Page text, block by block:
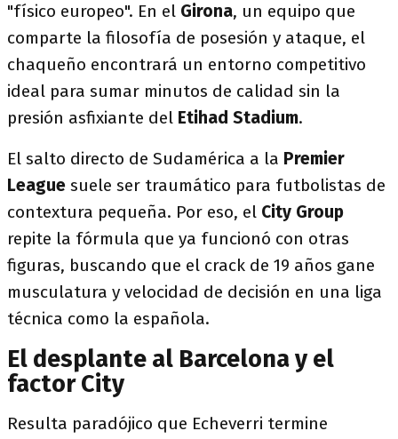
"físico europeo". En el Girona, un equipo que
comparte la filosofía de posesión y ataque, el
chaqueño encontrará un entorno competitivo
ideal para sumar minutos de calidad sin la
presión asfixiante del Etihad Stadium.
El salto directo de Sudamérica a la Premier
League suele ser traumático para futbolistas de
contextura pequeña. Por eso, el City Group
repite la fórmula que ya funcionó con otras
figuras, buscando que el crack de 19 años gane
musculatura y velocidad de decisión en una liga
técnica como la española.
El desplante al Barcelona y el
factor City
Resulta paradójico que Echeverri termine